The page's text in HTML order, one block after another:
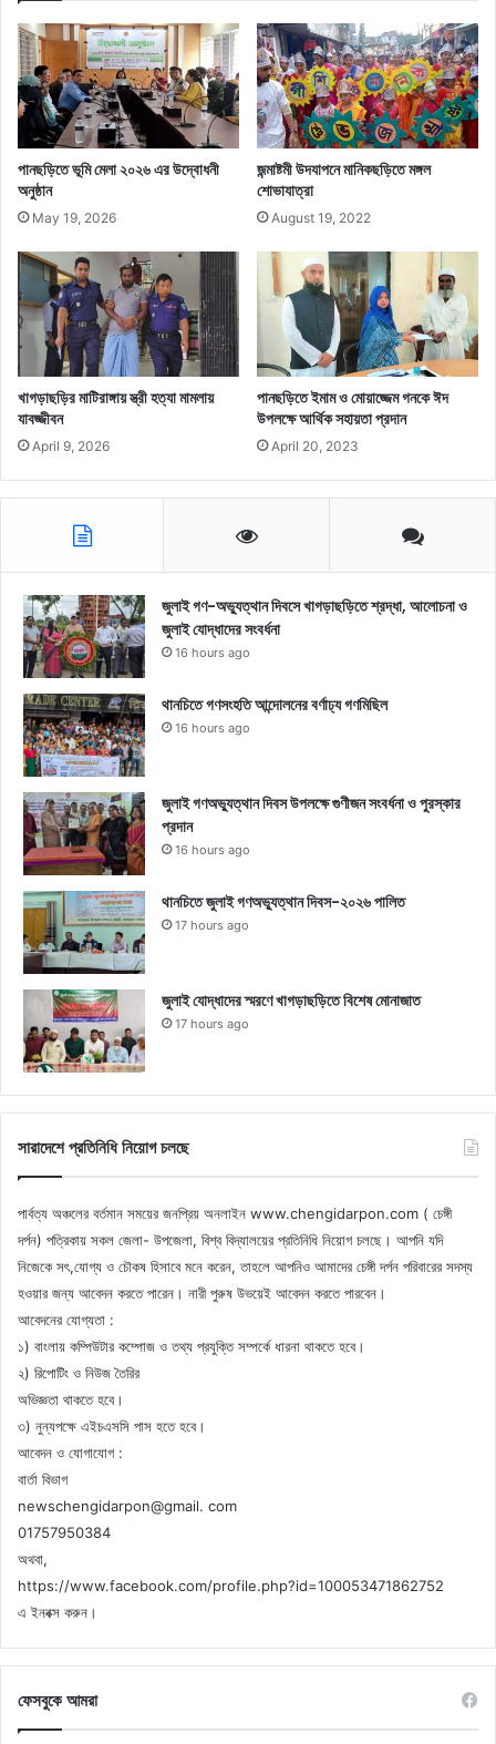
পানছড়িতে ভূমি মেলা ২০২৬ এর উদ্বোধনী
অনুষ্ঠান
May 19, 2026
জন্মাষ্টমী উদযাপনে মানিকছড়িতে মঙ্গল
শোভাযাত্রা
August 19, 2022
খাগড়াছড়ির মাটিরাঙ্গায় স্ত্রী হত্যা মামলায়
যাবজ্জীবন
April 9, 2026
পানছড়িতে ইমাম ও মোয়াজ্জেম গনকে ঈদ
উপলক্ষে আর্থিক সহায়তা প্রদান
April 20, 2023
জুলাই গণ-অভ্যুত্থান দিবসে খাগড়াছড়িতে শ্রদ্ধা, আলোচনা ও
জুলাই যোদ্ধাদের সংবর্ধনা
16 hours ago
থানচিতে গণসংহতি আন্দোলনের বর্ণাঢ্য গণমিছিল
16 hours ago
জুলাই গণঅভ্যুত্থান দিবস উপলক্ষে গুণীজন সংবর্ধনা ও পুরস্কার
প্রদান
16 hours ago
থানচিতে জুলাই গণঅভ্যুত্থান দিবস-২০২৬ পালিত
17 hours ago
জুলাই যোদ্ধাদের স্মরণে খাগড়াছড়িতে বিশেষ মোনাজাত
17 hours ago
সারাদেশে প্রতিনিধি নিয়োগ চলছে
পার্বত্য অঞ্চলের বর্তমান সময়ের জনপ্রিয় অনলাইন www.chengidarpon.com ( চেঙ্গী
দর্পন) পত্রিকায় সকল জেলা- উপজেলা, বিশ্ব বিদ্যালয়ের প্রতিনিধি নিয়োগ চলছে। আপনি যদি
নিজেকে সৎ,যোগ্য ও চৌকষ হিসাবে মনে করেন, তাহলে আপনিও আমাদের চেঙ্গী দর্পন পরিবারের সদস্য
হওয়ার জন্য আবেদন করতে পারেন। নারী পুরুষ উভয়েই আবেদন করতে পারবেন।
আবেদনের যোগ্যতা :
১) বাংলায় কম্পিউটার কম্পোজ ও তথ্য প্রযুক্তি সম্পর্কে ধারনা থাকতে হবে।
২) রিপোটিং ও নিউজ তৈরির
অভিজ্ঞতা থাকতে হবে।
৩) নুন্যপক্ষে এইচএসসি পাস হতে হবে।
আবেদন ও যোগাযোগ :
বার্তা বিভাগ
newschengidarpon@gmail. com
01757950384
অথবা,
https://www.facebook.com/profile.php?id=100053471862752
এ ইনবক্স করুন।
ফেসবুকে আমরা